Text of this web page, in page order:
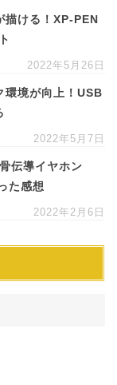
ける！XP-PEN
2022年5月26日
環境が向上！USB
2022年5月7日
伝導イヤホン
た感想
2022年2月6日